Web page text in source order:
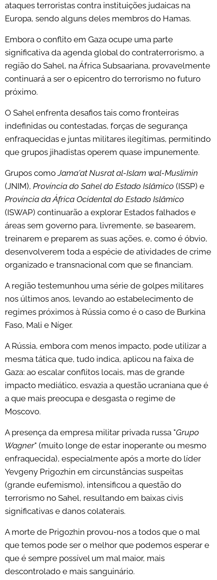
ataques terroristas contra instituições judaicas na
Europa, sendo alguns deles membros do Hamas.
Embora o conflito em Gaza ocupe uma parte
significativa da agenda global do contraterrorismo, a
região do Sahel, na África Subsaariana, provavelmente
continuará a ser o epicentro do terrorismo no futuro
próximo.
O Sahel enfrenta desafios tais como fronteiras
indefinidas ou contestadas, forças de segurança
enfraquecidas e juntas militares ilegítimas, permitindo
que grupos jihadistas operem quase impunemente.
Grupos comoJama'at Nusrat al-Islam wal-Muslimin
(JNIM), Província do Sahel do Estado Islâmico (ISSP) e
Província da África Ocidental do Estado Islâmico
(ISWAP) continuarão a explorar Estados falhados e
áreas sem governo para, livremente, se basearem,
treinarem e preparem as suas ações, e, como é óbvio,
desenvolverem toda a espécie de atividades de crime
organizado e transnacional com que se financiam.
A região testemunhou uma série de golpes militares
nos últimos anos, levando ao estabelecimento de
regimes próximos à Rússia como é o caso de Burkina
Faso, Mali e Níger.
A Rússia, embora com menos impacto, pode utilizar a
mesma tática que, tudo indica, aplicou na faixa de
Gaza: ao escalar conflitos locais, mas de grande
impacto mediático, esvazia a questão ucraniana que é
a que mais preocupa e desgasta o regime de
Moscovo.
A presença da empresa militar privada russa "Grupo
Wagner" (muito longe de estar inoperante ou mesmo
enfraquecida), especialmente após a morte do líder
Yevgeny Prigozhin em circunstâncias suspeitas
(grande eufemismo), intensificou a questão do
terrorismo no Sahel, resultando em baixas civis
significativas e danos colaterais.
A morte de Prigozhin provou-nos a todos que o mal
que temos pode ser o melhor que podemos esperar e
que é sempre possível um mal maior, mais
descontrolado e mais sanguinário.